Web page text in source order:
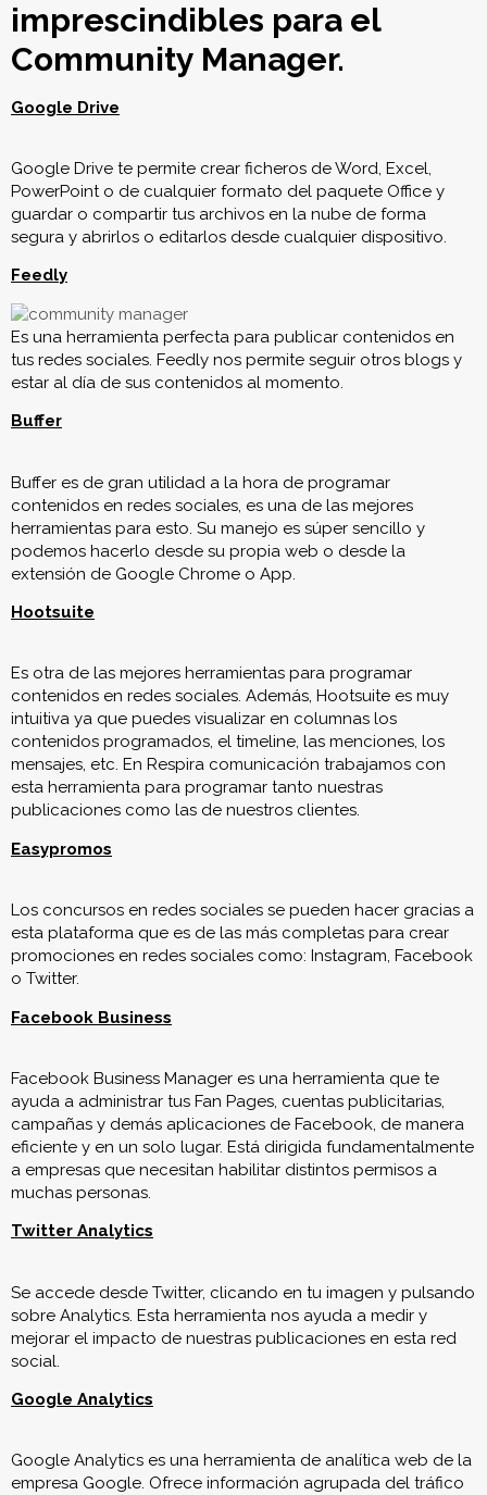
imprescindibles para el
Community Manager.
Google Drive
Google Drive te permite crear ficheros de Word, Excel,
PowerPoint o de cualquier formato del paquete Office y
guardar o compartir tus archivos en la nube de forma
segura y abrirlos o editarlos desde cualquier dispositivo.
Feedly
Es una herramienta perfecta para publicar contenidos en
tus redes sociales. Feedly nos permite seguir otros blogs y
estar al día de sus contenidos al momento.
Buffer
Buffer es de gran utilidad a la hora de programar
contenidos en redes sociales, es una de las mejores
herramientas para esto. Su manejo es súper sencillo y
podemos hacerlo desde su propia web o desde la
extensión de Google Chrome o App.
Hootsuite
Es otra de las mejores herramientas para programar
contenidos en redes sociales. Además, Hootsuite es muy
intuitiva ya que puedes visualizar en columnas los
contenidos programados, el timeline, las menciones, los
mensajes, etc. En Respira comunicación trabajamos con
esta herramienta para programar tanto nuestras
publicaciones como las de nuestros clientes.
Easypromos
Los concursos en redes sociales se pueden hacer gracias a
esta plataforma que es de las más completas para crear
promociones en redes sociales como: Instagram, Facebook
o Twitter.
Facebook Business
Facebook Business Manager es una herramienta que te
ayuda a administrar tus Fan Pages, cuentas publicitarias,
campañas y demás aplicaciones de Facebook, de manera
eficiente y en un solo lugar. Está dirigida fundamentalmente
a empresas que necesitan habilitar distintos permisos a
muchas personas.
Twitter Analytics
Se accede desde Twitter, clicando en tu imagen y pulsando
sobre Analytics. Esta herramienta nos ayuda a medir y
mejorar el impacto de nuestras publicaciones en esta red
social.
Google Analytics
empresa Google. Ofrece información agrupada del tráfico
que llega a los sitios web según la audiencia, la adquisición,